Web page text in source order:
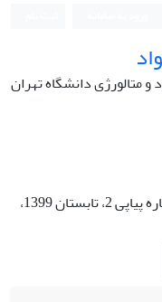
متالورژی دانشگاه تهران
دوره 4، ویژه‌نامه 1 - شماره پیاپی 2، تابستان 1399،